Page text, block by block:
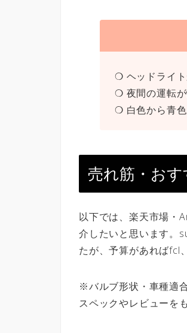
❍ ヘッドライト
❍ 夜間の運転が
❍ 白色から青色
売れ筋・お
以下では、楽天市場・
介したいと思います。
たが、予算があればfcl
※バルブ形状・車種適
スペックやレビューを